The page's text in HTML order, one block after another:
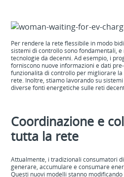
Per rendere la rete flessibile in modo
sistemi di controllo sono fondamentali,
tecnologie da decenni. Ad esempio, i
forniscono nuove informazioni e dati
funzionalità di controllo per migliorare
rete. Inoltre, stiamo lavorando su
diverse fonti energetiche sulle reti
Coordinazione e
tutta la rete
Attualmente, i tradizionali consumatori
generare, accumulare e consumare
Questi nuovi modelli stanno